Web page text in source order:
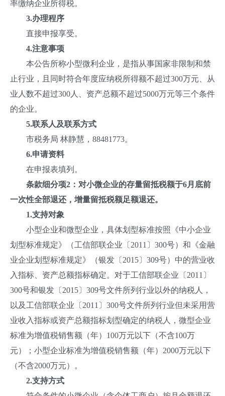
率缴纳企业所得税。
3.办理程序
直接申报享受。
4.注意事项
本公告所称小型微利企业，是指从事国家非限制和禁
止行业，且同时符合年度应纳税所得额不超过300万元、从
业人数不超过300人、资产总额不超过5000万元等三个条件
的企业。
5.联系人及联系方式
市税务局 林静慧，88481773。
6.申请资料
在申报表填列。
条款细分项2：对小微企业的存量留抵税额于6月底前
一次性全部退还，增量留抵税额足额退还。
1.支持对象
小型企业和微型企业，具体划型标准按照《中小企业
划型标准规定》（工信部联企业〔2011〕300号）和《金融
业企业划型标准规定》（银发〔2015〕309号）中的营业收
入指标、资产总额指标确定。对于工信部联企业〔2011〕
300号和银发〔2015〕309号文件所列行业以外的纳税人，
以及工信部联企业〔2011〕300号文件所列行业但未采用营
业收入指标或资产总额指标划型确定的纳税人，微型企业
标准为增值税销售额（年）100万元以下（不含100万
元）；小型企业标准为增值税销售额（年）2000万元以下
（不含2000万元）。
2.支持方式